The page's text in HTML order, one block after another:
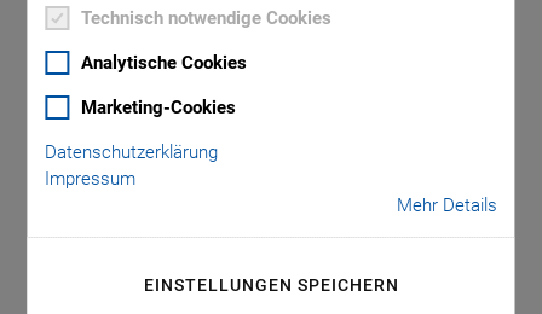
Technisch notwendige Cookies
Analytische Cookies
Marketing-Cookies
Datenschutzerklärung
Impressum
Mehr Details
EINSTELLUNGEN SPEICHERN
Qualitätssicherung
Die PI Gruppe und Averna, ein weltweit führender Anbieter
von Lösungen für Testverfahren zur Qualitätssicherung,
gaben ihre Kooperation bekannt. Durch die Bündelung der
Automatisierungslösungen entwickelt werden, die den